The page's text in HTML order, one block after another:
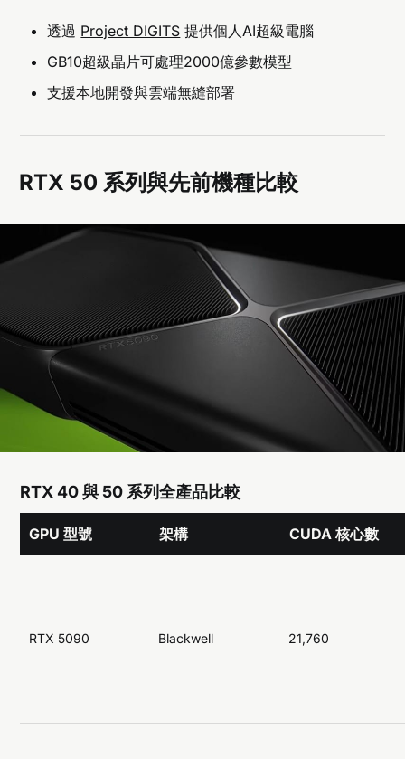
透過 Project DIGITS 提供個人AI超級電腦
GB10超級晶片可處理2000億參數模型
支援本地開發與雲端無縫部署
RTX 50 系列與先前機種比較
RTX 40 與 50 系列全產品比較
GPU 型號 架構 CUDA 核心數
RTX 5090 Blackwell 21,760